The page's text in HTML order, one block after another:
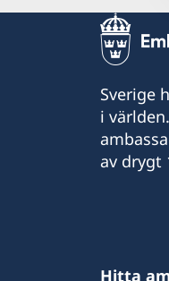
Sverige
i
av drygt
Hitta